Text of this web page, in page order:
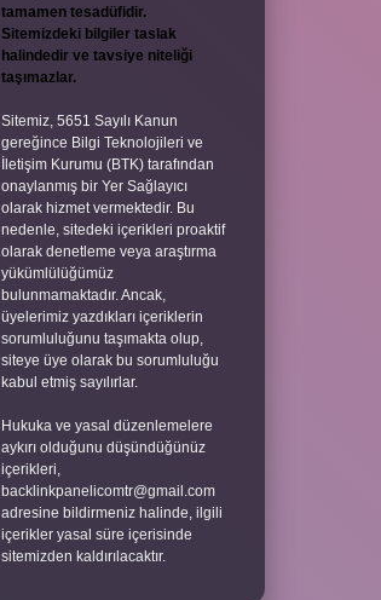
tamamen tesadüfidir.
Sitemizdeki bilgiler taslak
halindedir ve tavsiye niteliği
taşımazlar.
Sitemiz, 5651 Sayılı Kanun
gereğince Bilgi Teknolojileri ve
İletişim Kurumu (BTK) tarafından
onaylanmış bir Yer Sağlayıcı
olarak hizmet vermektedir. Bu
nedenle, sitedeki içerikleri proaktif
olarak denetleme veya araştırma
yükümlülüğümüz
bulunmamaktadır. Ancak,
üyelerimiz yazdıkları içeriklerin
sorumluluğunu taşımakta olup,
siteye üye olarak bu sorumluluğu
kabul etmiş sayılırlar.
Hukuka ve yasal düzenlemelere
aykırı olduğunu düşündüğünüz
içerikleri,
backlinkpanelicomtr@gmail.com
adresine bildirmeniz halinde, ilgili
içerikler yasal süre içerisinde
sitemizden kaldırılacaktır.